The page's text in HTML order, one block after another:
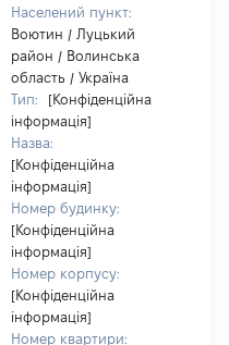
Населений пункт:
Воютин / Луцький
район / Волинська
область / Україна
Тип:
[Конфіденційна
інформація]
Назва:
[Конфіденційна
інформація]
Номер будинку:
[Конфіденційна
інформація]
Номер корпусу:
[Конфіденційна
інформація]
Номер квартири: